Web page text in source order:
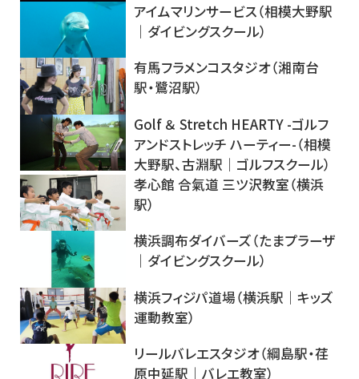
アイムマリンサービス（相模大野駅
｜ダイビングスクール）
有馬フラメンコスタジオ（湘南台
駅・鷺沼駅）
Golf ＆ Stretch HEARTY -ゴルフ
アンドストレッチ ハーティー-（相模
大野駅、古淵駅｜ゴルフスクール）
孝心館 合氣道 三ツ沢教室（横浜
駅）
横浜調布ダイバーズ（たまプラーザ
｜ダイビングスクール）
横浜フィジパ道場（横浜駅｜キッズ
運動教室）
リールバレエスタジオ（綱島駅・荏
原中延駅｜バレエ教室）